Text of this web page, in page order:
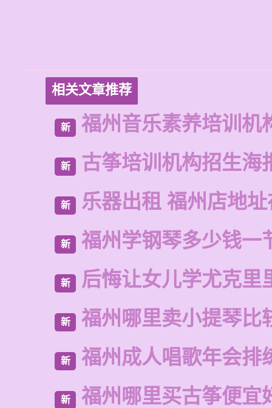
相关文章推荐
新 福州音乐素养培训机
新 古筝培训机构招生海
新 乐器出租 福州店地
新 福州学钢琴多少钱一
新 后悔让女儿学尤克里
新 福州哪里卖小提琴比
新 福州成人唱歌年会排
新 福州哪里买古筝便宜